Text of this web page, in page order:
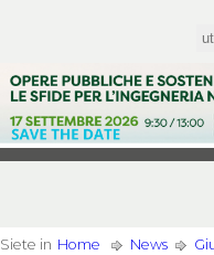
Siete in Home News